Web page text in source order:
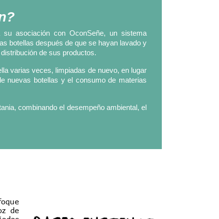
asociación con OconSeñe, un sistema
botellas después de que se hayan lavado y
de sus productos.
varias veces, limpiadas de nuevo, en lugar
nuevas botellas y el consumo de materias
combinando el desempeño ambiental, el
de